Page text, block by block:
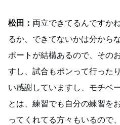
松田： 両立できてるんですか
るか、できてないかは分から
ポートが結構あるので、その
すし、試合もポンって行った
い感謝していますし、モチベ
とは、練習でも自分の練習を
ってくれてる方々もいるので